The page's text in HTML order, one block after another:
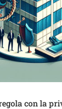
con la